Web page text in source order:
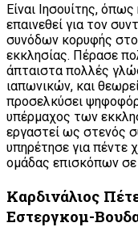
Είναι Ιησουίτης,
επαινεθεί για τον
συνόδων κορυφής στο
εκκλησίας. Πέρασε
άπταιστα πολλές
ιαπωνικών, και
προσελκύσει
υπέρμαχος των
εργαστεί ως στενός
υπηρέτησε για πέντε
ομάδας επισκόπων
Καρδινάλιος
Εστεργκομ-